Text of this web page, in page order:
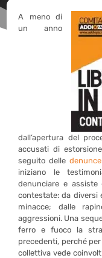
A meno di
un anno
dall’apertura del
accusati di
seguito delle denunce
iniziano le
denunciare e assiste
contestate: da diversi
minacce; dalle
aggressioni. Una
ferro e fuoco la
precedenti, perché
collettiva vede